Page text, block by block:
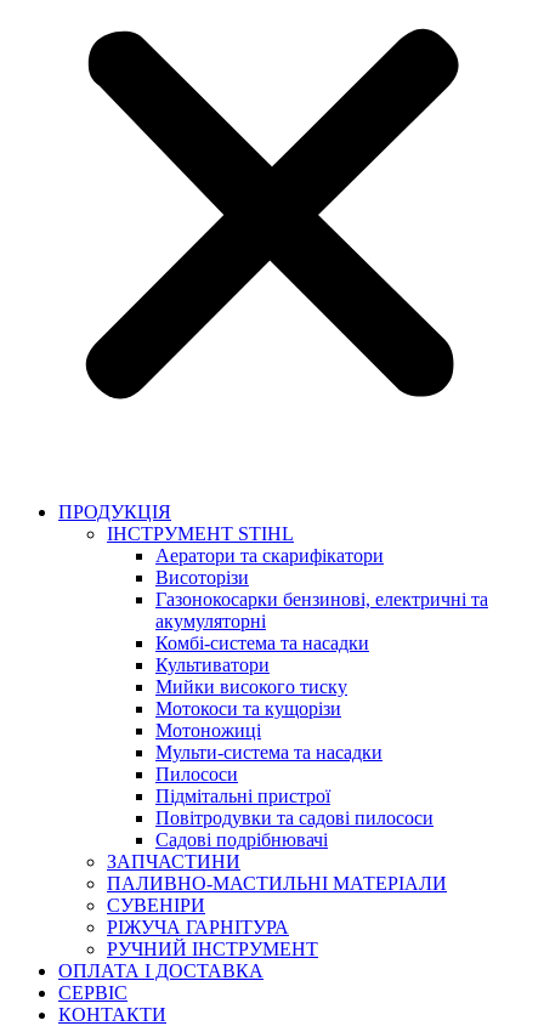
ПРОДУКЦІЯ
ІНСТРУМЕНТ STIHL
Аератори та скарифікатори
Висоторізи
Газонокосарки бензинові, електричні та
акумуляторні
Комбі-система та насадки
Культиватори
Мийки високого тиску
Мотокоси та кущорізи
Мотоножиці
Мульти-система та насадки
Пилососи
Підмітальні пристрої
Повітродувки та садові пилососи
Садові подрібнювачі
ЗАПЧАСТИНИ
ПАЛИВНО-МАСТИЛЬНІ МАТЕРІАЛИ
СУВЕНІРИ
РІЖУЧА ГАРНІТУРА
РУЧНИЙ ІНСТРУМЕНТ
ОПЛАТА І ДОСТАВКА
СЕРВІС
КОНТАКТИ